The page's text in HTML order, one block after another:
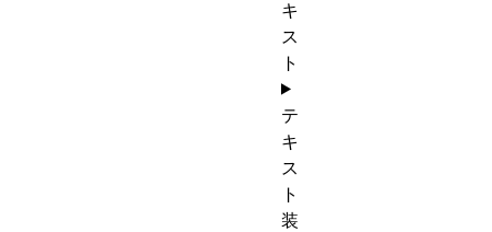
キ
ス
ト
テ
キ
ス
ト
装